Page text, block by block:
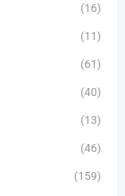
(16)
(11)
(61)
(40)
(13)
(46)
(159)